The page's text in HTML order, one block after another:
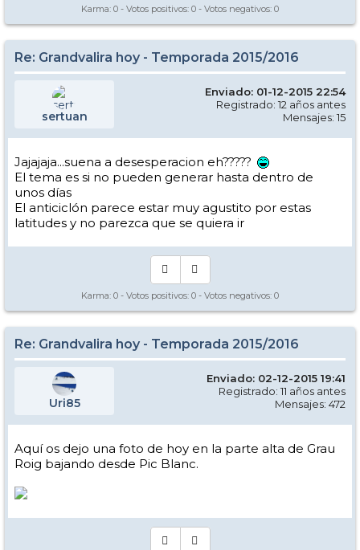
Karma: 0 - Votos positivos: 0 - Votos negativos: 0
Re: Grandvalira hoy - Temporada 2015/2016
sertuan
Enviado: 01-12-2015 22:54
Registrado: 12 años antes
Mensajes: 15
Jajajaja...suena a desesperacion eh?????
El tema es si no pueden generar hasta dentro de
unos días
El anticiclón parece estar muy agustito por estas
latitudes y no parezca que se quiera ir
Karma: 0 - Votos positivos: 0 - Votos negativos: 0
Re: Grandvalira hoy - Temporada 2015/2016
Uri85
Enviado: 02-12-2015 19:41
Registrado: 11 años antes
Mensajes: 472
Aquí os dejo una foto de hoy en la parte alta de Grau
Roig bajando desde Pic Blanc.